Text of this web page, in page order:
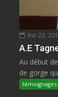
Avr 23,
A.E
Au début
de gorge
témoignages